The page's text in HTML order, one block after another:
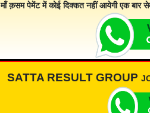
माँ क़सम पेमेंट में कोई दिक्कत नहीं आयेगी एक बार
SATTA RESULT GROUP